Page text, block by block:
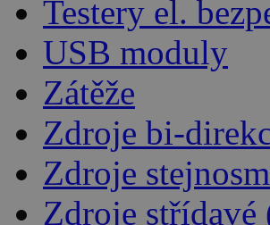
Testery el.
USB moduly
Zátěže
Zdroje bi-
Zdroje
Zdroje střídavé